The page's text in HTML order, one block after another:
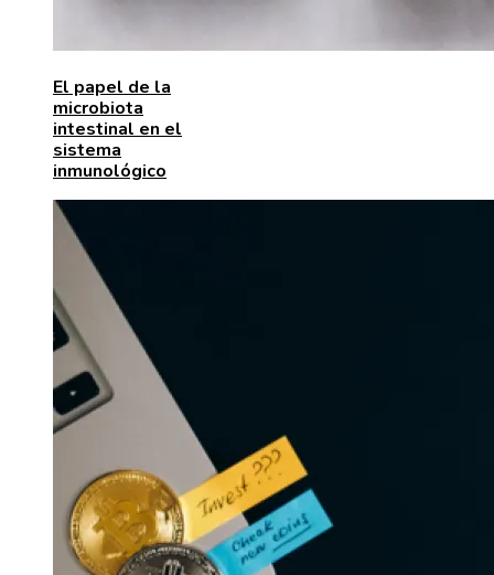
El papel de la
microbiota
intestinal en el
sistema
inmunológico